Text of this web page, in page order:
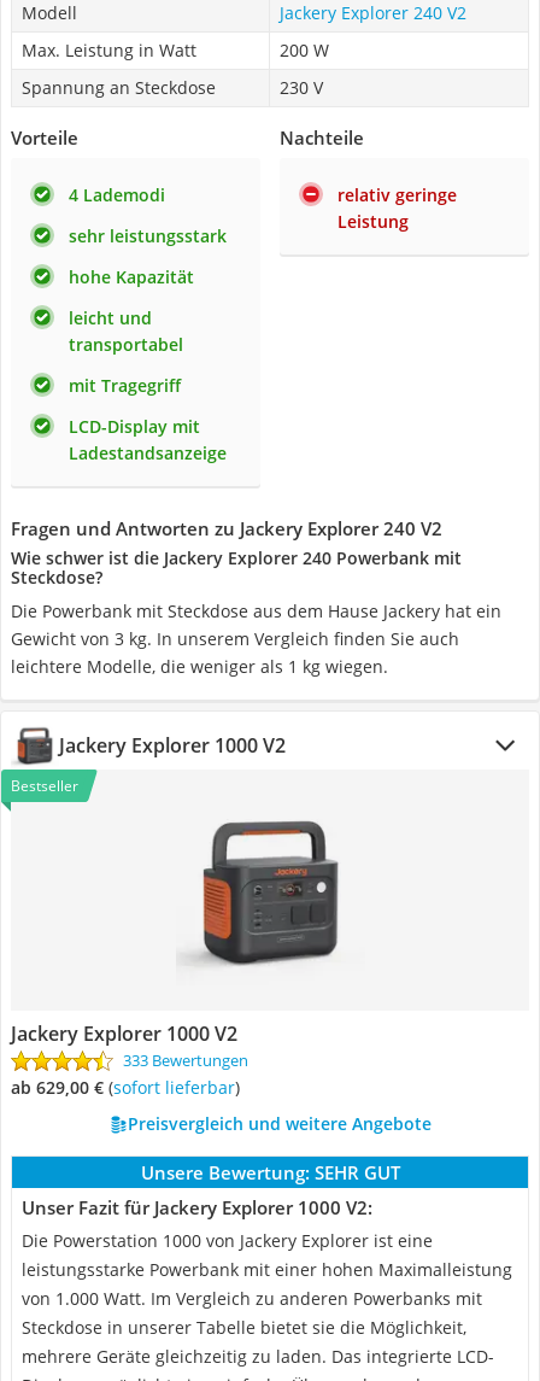
Modell
Jackery Explorer 240 V2
Max. Leistung in Watt
200 W
Spannung an Steckdose
230 V
Vorteile
4 Lademodi
sehr leistungsstark
hohe Kapazität
leicht und
transportabel
mit Tragegriff
LCD-Display mit
Ladestandsanzeige
Nachteile
relativ geringe
Leistung
Fragen und Antworten zu Jackery Explorer 240 V2
Wie schwer ist die Jackery Explorer 240 Powerbank mit
Steckdose?
Die Powerbank mit Steckdose aus dem Hause Jackery hat ein
Gewicht von 3 kg. In unserem Vergleich finden Sie auch
leichtere Modelle, die weniger als 1 kg wiegen.
Jackery Explorer 1000 V2
Bestseller
Jackery Explorer 1000 V2
333 Bewertungen
ab 629,00 € ( Sofort lieferbar)
Preisvergleich und weitere Angebote
Unsere Bewertung: SEHR GUT
Unser Fazit für Jackery Explorer 1000 V2:
Die Powerstation 1000 von Jackery Explorer ist eine
leistungsstarke Powerbank mit einer hohen Maximalleistung
von 1.000 Watt. Im Vergleich zu anderen Powerbanks mit
Steckdose in unserer Tabelle bietet sie die Möglichkeit,
mehrere Geräte gleichzeitig zu laden. Das integrierte LCD-